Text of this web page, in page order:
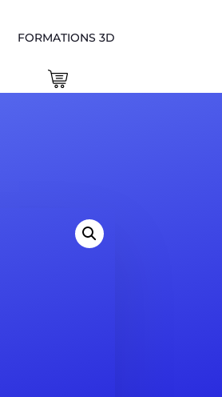
FORMATIONS 3D
0 Items